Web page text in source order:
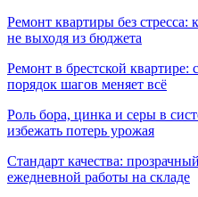
Ремонт квартиры без стресса:
не выходя из бюджета
Ремонт в брестской квартире:
порядок шагов меняет всё
Роль бора, цинка и серы в
избежать потерь урожая
Стандарт качества:
ежедневной работы на складе